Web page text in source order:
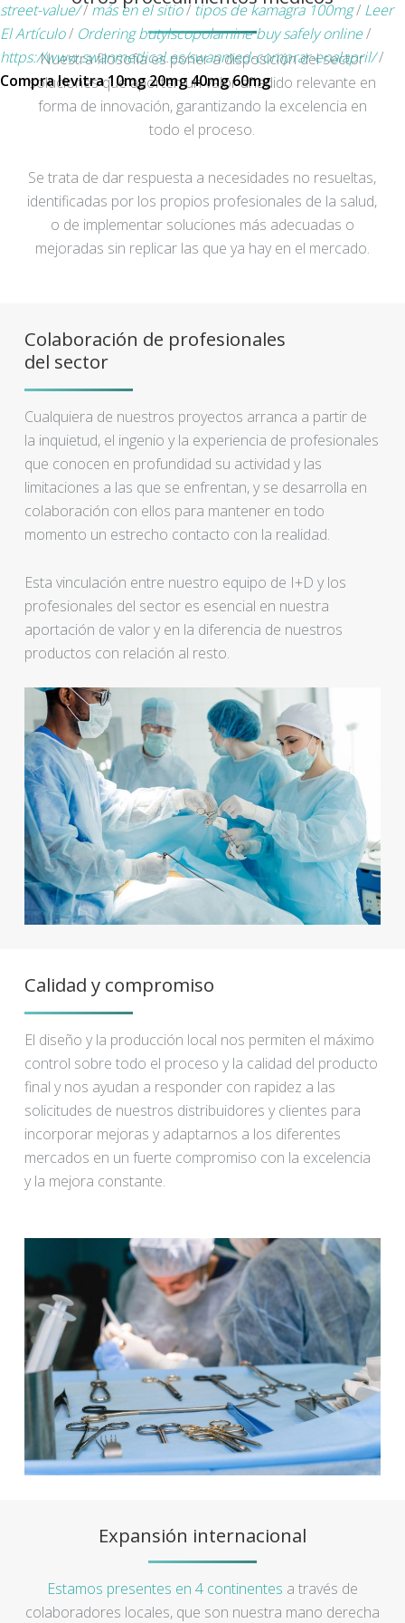
street-value//más en el sitio/ tipos de kamagra 100mg/ Leer
El Artículo/ Ordering butylscopolamine buy safely online/
https://www.swanmedical.es/swanmed-comprar-enalapril//
Compra levitra 10mg 20mg 40mg 60mg
Nuestra filosofía es poner a disposición del sector
soluciones que aporten un valor añadido relevante en
forma de innovación, garantizando la excelencia en
todo el proceso.
Se trata de dar respuesta a necesidades no resueltas,
identificadas por los propios profesionales de la salud,
o de implementar soluciones más adecuadas o
mejoradas sin replicar las que ya hay en el mercado.
Colaboración de profesionales
del sector
Cualquiera de nuestros proyectos arranca a partir de
la inquietud, el ingenio y la experiencia de profesionales
que conocen en profundidad su actividad y las
limitaciones a las que se enfrentan, y se desarrolla en
colaboración con ellos para mantener en todo
momento un estrecho contacto con la realidad.
Esta vinculación entre nuestro equipo de I+D y los
profesionales del sector es esencial en nuestra
aportación de valor y en la diferencia de nuestros
productos con relación al resto.
Calidad y compromiso
El diseño y la producción local nos permiten el máximo
control sobre todo el proceso y la calidad del producto
final y nos ayudan a responder con rapidez a las
solicitudes de nuestros distribuidores y clientes para
incorporar mejoras y adaptarnos a los diferentes
mercados en un fuerte compromiso con la excelencia
y la mejora constante.
Expansión internacional
Estamos presentes en 4 continentes a través de
colaboradores locales, que son nuestra mano derecha